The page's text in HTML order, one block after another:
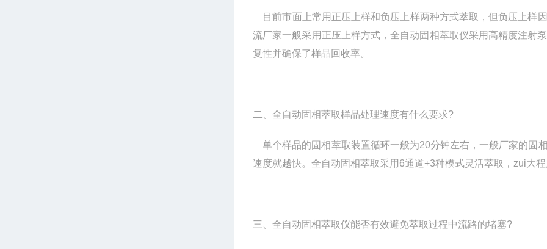
目前市面上常用正压上样和负压上样两种方式萃取，但负压上样
流厂家一般采用正压上样方式，全自动固相萃取仪采用高精度注射
复性并确保了样品回收率。
二、全自动固相萃取样品处理速度有什么要求?
单个样品的固相萃取装置循环一般为20分钟左右，一般厂家的固
速度就越快。全自动固相萃取采用6通道+3种模式灵活萃取，zui大程
三、全自动固相萃取仪能否有效避免萃取过程中流路的堵塞?